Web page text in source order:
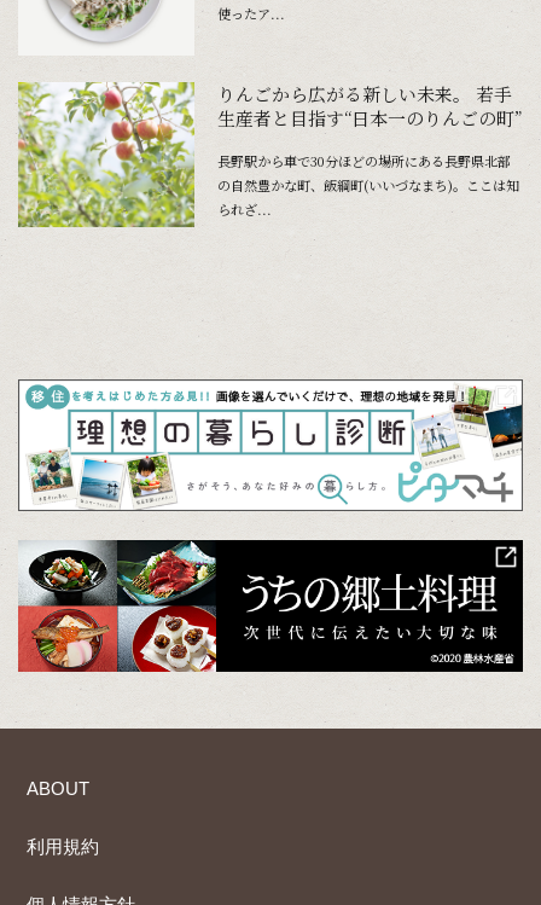
使ったア...
りんごから広がる新しい未来。 若手
生産者と目指す“日本一のりんごの町”
長野駅から車で30分ほどの場所にある長野県北部
の自然豊かな町、飯綱町(いいづなまち)。ここは知
られざ...
ABOUT
利用規約